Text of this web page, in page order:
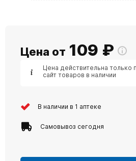
Цена от 109 ₽
Цена действительна только
сайт товаров в наличии
В наличии в 1 аптеке
Самовывоз сегодня